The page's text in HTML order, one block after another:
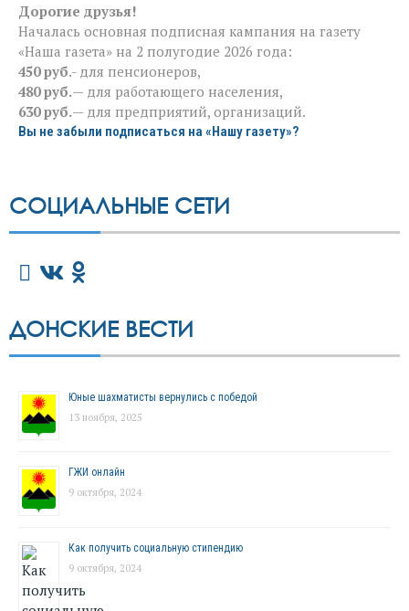
Дорогие друзья!
Началась основная подписная кампания на газету
«Наша газета» на 2 полугодие 2026 года:
450 руб.- для пенсионеров,
480 руб.— для работающего населения,
630 руб.— для предприятий, организаций.
Вы не забыли подписаться на «Нашу газету»?
СОЦИАЛЬНЫЕ СЕТИ
ДОНСКИЕ ВЕСТИ
Юные шахматисты вернулись с победой
13 ноября, 2025
ГЖИ онлайн
9 октября, 2024
Как получить социальную стипендию
9 октября, 2024